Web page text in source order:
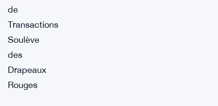
de
Transactions
Soulève
des
Drapeaux
Rouges